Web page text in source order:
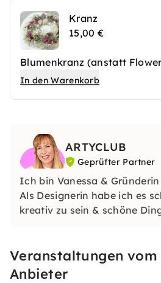
Kranz
15,00 €
Blumenkranz (anstatt
In den Warenkorb
ARTYCLUB
Geprüfter Partner
Ich bin Vanessa & Gründerin
Als Designerin habe ich es
kreativ zu sein & schöne
ARTYCLUB.
Veranstaltungen vom
Anbieter